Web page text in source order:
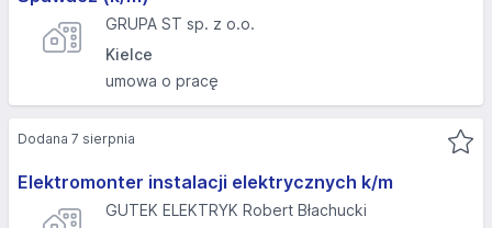
GRUPA ST sp. z o.o.
Kielce
umowa o pracę
Elektromonter instalacji elektrycznych k/m
GUTEK ELEKTRYK Robert Błachucki
Dodana 7 sierpnia